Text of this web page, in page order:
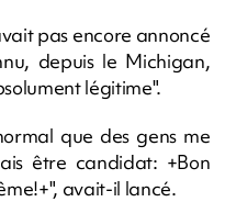
pas encore annoncé
depuis le Michigan,
légitime".
que des gens me
être candidat: +Bon
avait-il lancé.